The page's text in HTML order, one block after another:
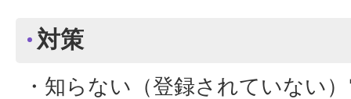
対策
・知らない（登録されていない